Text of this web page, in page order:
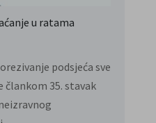
u ratama
podsjeća sve
člankom 35. stavak